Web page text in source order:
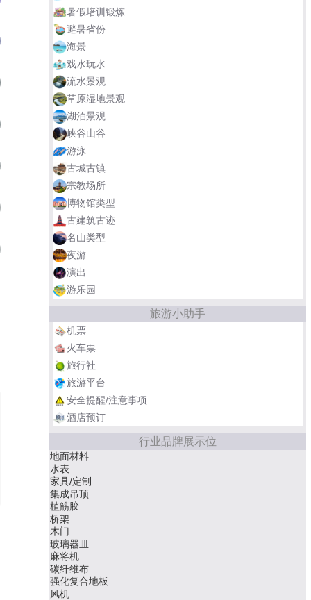
05 渭南桃花源民俗文化园
06 中华民族园·中华民族博物院
07 通道皇都侗民族文化村
08 月牙湖中国北方民族园
09 草原石人哈萨克民族文化园
10 黑河新生鄂伦春民族旅游区
中国达斡尔民族园
暑假培训锻炼
避暑省份
海景
戏水玩水
流水景观
草原湿地景观
湖泊景观
峡谷山谷
游泳
古城古镇
宗教场所
博物馆类型
古建筑古迹
名山类型
夜游
演出
游乐园
旅游小助手
机票
火车票
旅行社
旅游平台
安全提醒/注意事项
酒店预订
行业品牌展示位
地面材料
水表
家具/定制
集成吊顶
植筋胶
桥架
木门
玻璃器皿
麻将机
碳纤维布
强化复合地板
风机